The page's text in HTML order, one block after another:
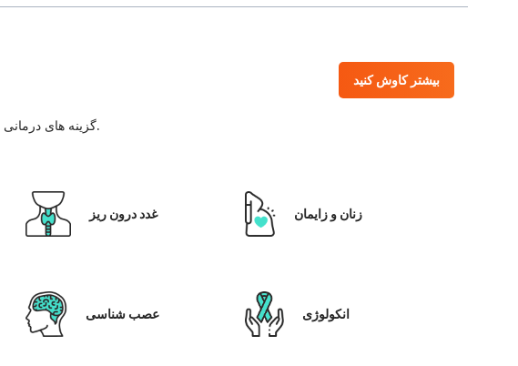
بیشتر کاوش کنید
گزینه های درمانی مقرون به صرفه با همه طیف های ممکن از روش های پزشکی برای انتخاب با بهترین کیفیت مراقبت های بهداشتی در کشور.
غدد درون ریز زنان و زایمان
عصب شناسی انکولوژی